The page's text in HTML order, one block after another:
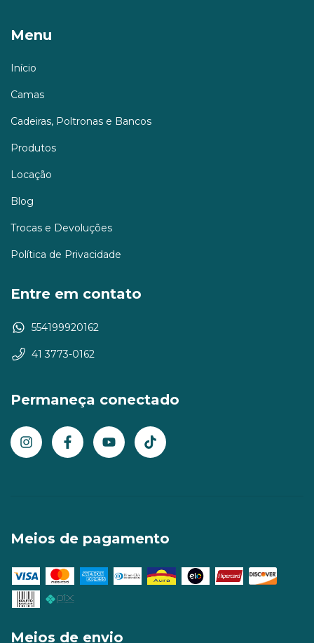
Menu
Início
Camas
Cadeiras, Poltronas e Bancos
Produtos
Locação
Blog
Trocas e Devoluções
Política de Privacidade
Entre em contato
554199920162
41 3773-0162
Permaneça conectado
Meios de pagamento
Meios de envio